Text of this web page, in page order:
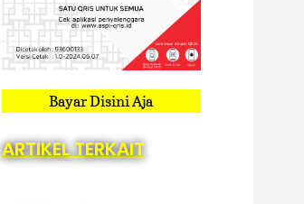
Bayar Disini Aja
ARTIKEL TERKAIT